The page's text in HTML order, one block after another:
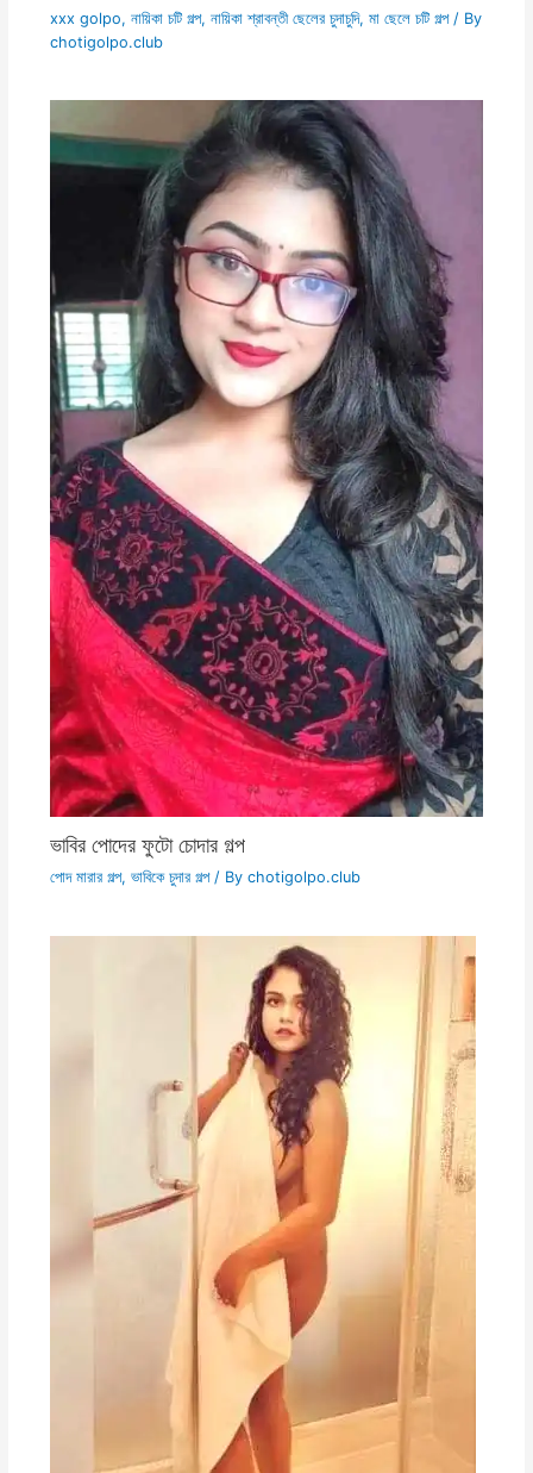
xxx golpo, নায়িকা চটি গল্প, নায়িকা শ্রাবন্তী ছেলের চুদাচুদি, মা ছেলে চটি গল্প/ By
chotigolpo.club
ভাবির পোদের ফুটো চোদার গল্প
পোদ মারার গল্প, ভাবিকে চুদার গল্প/ By chotigolpo.club